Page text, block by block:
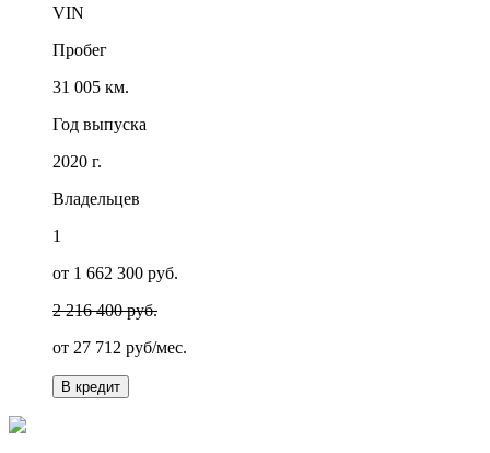
VIN
Пробег
31 005 км.
Год выпуска
2020 г.
Владельцев
1
от 1 662 300 руб.
2 216 400 руб.
от 27 712 руб/мес.
В кредит